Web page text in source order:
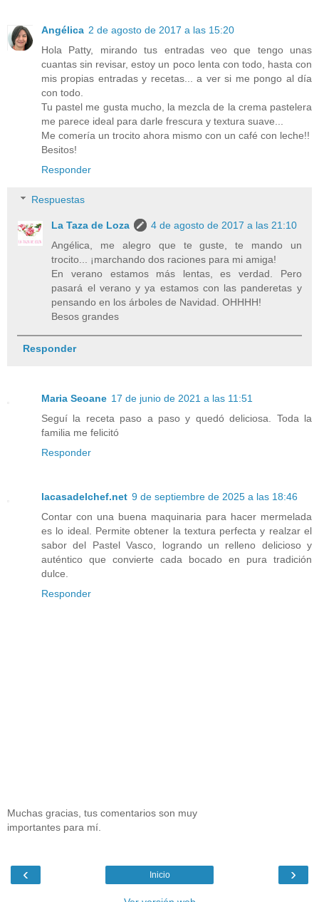
Angélica 2 de agosto de 2017 a las 15:20
Hola Patty, mirando tus entradas veo que tengo unas
cuantas sin revisar, estoy un poco lenta con todo, hasta con
mis propias entradas y recetas... a ver si me pongo al día
con todo.
Tu pastel me gusta mucho, la mezcla de la crema pastelera
me parece ideal para darle frescura y textura suave...
Me comería un trocito ahora mismo con un café con leche!!
Besitos!
Responder
Respuestas
La Taza de Loza
4 de agosto de 2017 a las 21:10
Angélica, me alegro que te guste, te mando un
trocito... ¡marchando dos raciones para mi amiga!
En verano estamos más lentas, es verdad. Pero
pasará el verano y ya estamos con las panderetas y
pensando en los árboles de Navidad. OHHHH!
Besos grandes
Responder
Maria Seoane 17 de junio de 2021 a las 11:51
Seguí la receta paso a paso y quedó deliciosa. Toda la
familia me felicitó
Responder
lacasadelchef.net 9 de septiembre de 2025 a las 18:46
Contar con una buena maquinaria para hacer mermelada
es lo ideal. Permite obtener la textura perfecta y realzar el
sabor del Pastel Vasco, logrando un relleno delicioso y
auténtico que convierte cada bocado en pura tradición
dulce.
Responder
Muchas gracias, tus comentarios son muy
importantes para mí.
‹ ›
Inicio